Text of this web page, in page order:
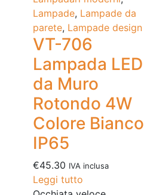
Lampade, Lampade da
parete, Lampade design
VT-706
Lampada LED
da Muro
Rotondo 4W
Colore Bianco
IP65
€45.30 IVA inclusa
Leggi tutto